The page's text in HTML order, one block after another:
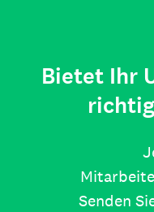
Bietet Ihr
Senden